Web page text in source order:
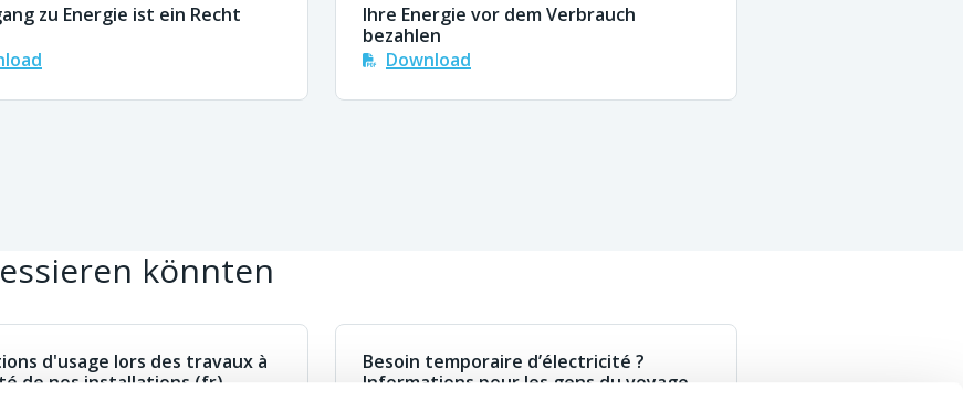
zu Energie ist ein Recht
Ihre Energie vor dem Verbrauch
bezahlen
Download
könnten
d'usage lors des travaux à
de nos installations (fr)
Besoin temporaire d’électricité ?
Informations pour les gens du voyage